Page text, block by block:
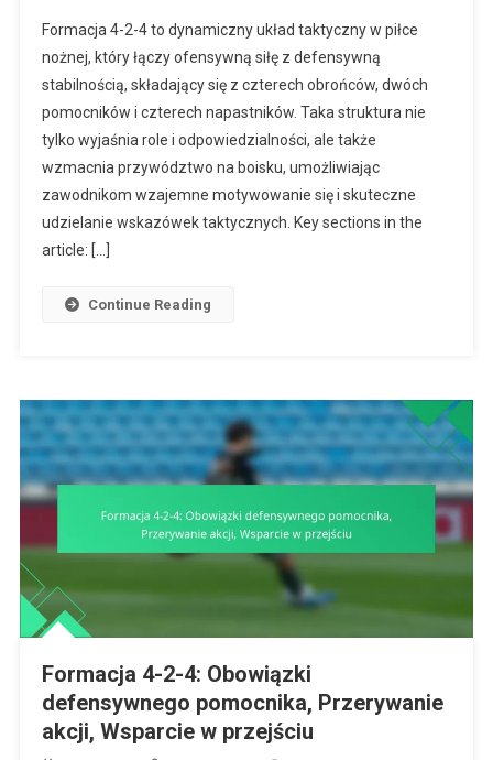
4-
4:
Przywództwo
Motywowanie
Kolegów
Formacja 4-2-4 to dynamiczny układ taktyczny w piłce
nożnej, który łączy ofensywną siłę z defensywną
stabilnością, składający się z czterech obrońców, dwóch
pomocników i czterech napastników. Taka struktura nie
tylko wyjaśnia role i odpowiedzialności, ale także
wzmacnia przywództwo na boisku, umożliwiając
zawodnikom wzajemne motywowanie się i skuteczne
udzielanie wskazówek taktycznych. Key sections in the
article: […]
Continue Reading
Formacja 4-2-4: Obowiązki
defensywnego pomocnika, Przerywanie
akcji, Wsparcie w przejściu